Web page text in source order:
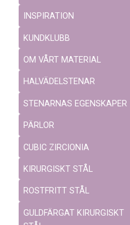
INSPIRATION
KUNDKLUBB
OM VÅRT MATERIAL
HALVÄDELSTENAR
STENARNAS EGENSKAPER
PÄRLOR
CUBIC ZIRCIONIA
KIRURGISKT STÅL
ROSTFRITT STÅL
GULDFÄRGAT KIRURGISKT